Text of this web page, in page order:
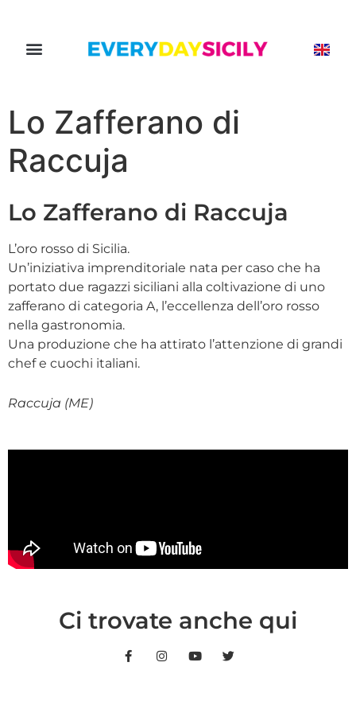
Lo Zafferano di
Raccuja
Lo Zafferano di Raccuja
L’oro rosso di Sicilia.
Un’iniziativa imprenditoriale nata per caso che ha
portato due ragazzi siciliani alla coltivazione di uno
zafferano di categoria A, l’eccellenza dell’oro rosso
nella gastronomia.
Una produzione che ha attirato l’attenzione di grandi
chef e cuochi italiani.
Raccuja (ME)
Ci trovate anche qui